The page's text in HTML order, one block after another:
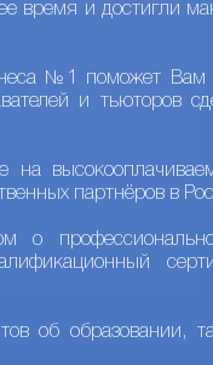
время и достигли
№1 поможет Вам
и тьюторов
на
партнёров в
о
об образовании,